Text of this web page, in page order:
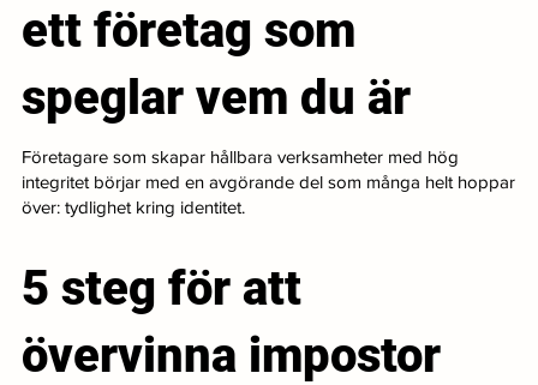
ett företag som
speglar vem du är
Företagare som skapar hållbara verksamheter med hög
integritet börjar med en avgörande del som många helt hoppar
över: tydlighet kring identitet.
5 steg för att
övervinna impostor